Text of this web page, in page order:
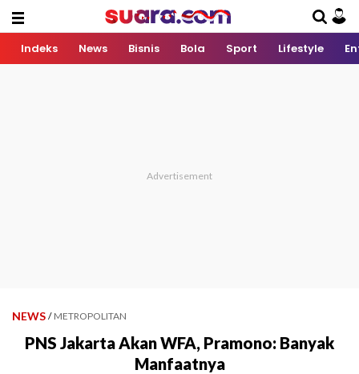
Indeks News Bisnis Bola Sport Lifestyle
NEWS / METROPOLITAN
PNS Jakarta Akan WFA, Pramono: Banyak
Manfaatnya